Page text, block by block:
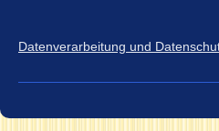
Datenverarbeitung und